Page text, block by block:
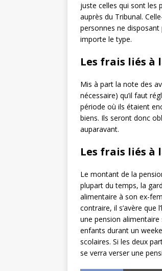
juste celles qui sont les
auprès du Tribunal.
personnes ne
importe le type.
Les frais liés
Mis à part la note des
nécessaire) qu’il faut
période où ils étaient
biens. Ils seront donc
auparavant.
Les frais liés
Le montant de la
plupart du temps, la
alimentaire à son ex-
contraire, il s’avère
une pension alimentaire
enfants durant un
scolaires. Si les deux
se verra verser une